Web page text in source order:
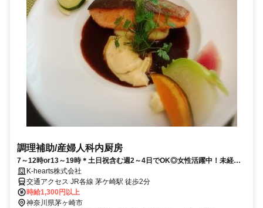
調理補助/産婦人科内厨房
7～12時or13～19時＊土日祝含む週2～4日でOK◎女性活躍中！未経験
OK◎お料理が好きな方歓迎
K-hearts株式会社
交通アクセス JR各線 茅ケ崎駅 徒歩2分
時給1,300円以上
神奈川県茅ヶ崎市